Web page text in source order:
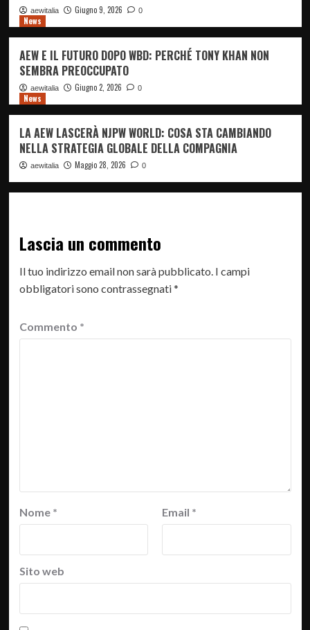
aewitalia Giugno 9, 2026 0
News
AEW E IL FUTURO DOPO WBD: PERCHÉ TONY KHAN NON
SEMBRA PREOCCUPATO
aewitalia Giugno 2, 2026 0
News
LA AEW LASCERÀ NJPW WORLD: COSA STA CAMBIANDO
NELLA STRATEGIA GLOBALE DELLA COMPAGNIA
aewitalia Maggio 28, 2026 0
Lascia un commento
Il tuo indirizzo email non sarà pubblicato. I campi
obbligatori sono contrassegnati*
Commento *
Nome * Email *
Sito web